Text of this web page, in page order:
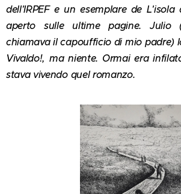
dell'IRPEF e un esemplare de
aperto sulle ultime pagine.
chiamava il capoufficio di mio padre)
Vivaldo!, ma niente. Ormai era
stava vivendo quel romanzo.